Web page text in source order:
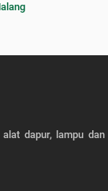
dapur, lampu dan